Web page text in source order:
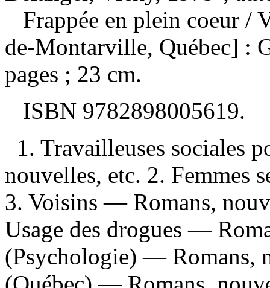
Frappée en plein coeur /
de-Montarville, Québec] :
pages ; 23 cm.
ISBN 9782898005619.
1. Travailleuses sociales
nouvelles, etc. 2. Femmes
3. Voisins — Romans,
Usage des drogues —
(Psychologie) — Romans,